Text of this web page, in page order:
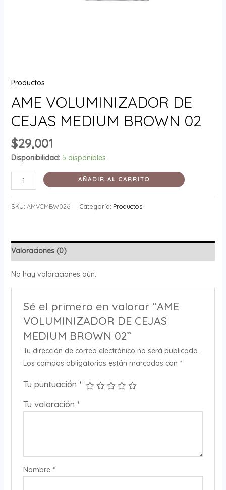
Productos
AME VOLUMINIZADOR DE
CEJAS MEDIUM BROWN 02
$29,001
Disponibilidad: 5 disponibles
AÑADIR AL CARRITO
SKU: AMVCMBW026 Categoría: Productos
Valoraciones (0)
No hay valoraciones aún.
Sé el primero en valorar “AME
VOLUMINIZADOR DE CEJAS
MEDIUM BROWN 02”
Tu dirección de correo electrónico no será publicada.
Los campos obligatorios están marcados con *
Tu puntuación *
Tu valoración *
Nombre *